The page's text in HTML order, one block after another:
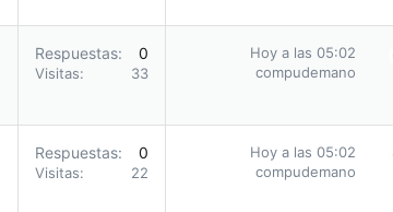
Respuestas 0
Visitas 33
Hoy a las 05:02
compudemano
Respuestas 0
Visitas 22
Hoy a las 05:02
compudemano